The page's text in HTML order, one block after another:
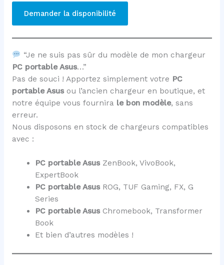
Demander la disponibilité
“Je ne suis pas sûr du modèle de mon chargeur
PC portable Asus…”
Pas de souci ! Apportez simplement votre PC
portable Asus ou l’ancien chargeur en boutique, et
notre équipe vous fournira le bon modèle, sans
erreur.
Nous disposons en stock de chargeurs compatibles
avec :
PC portable Asus ZenBook, VivoBook,
ExpertBook
PC portable Asus ROG, TUF Gaming, FX, G
Series
PC portable Asus Chromebook, Transformer
Book
Et bien d’autres modèles !